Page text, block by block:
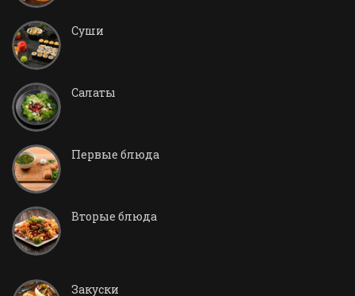
Суши
Салаты
Первые блюда
Вторые блюда
Закуски